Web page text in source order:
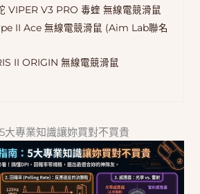
VIPER V3 PRO 毒蝰 無線電競滑鼠
II Ace 無線電競滑鼠 (Aim Lab聯名
II ORIGIN 無線電競滑鼠
大專業知識讓妳買對不買貴